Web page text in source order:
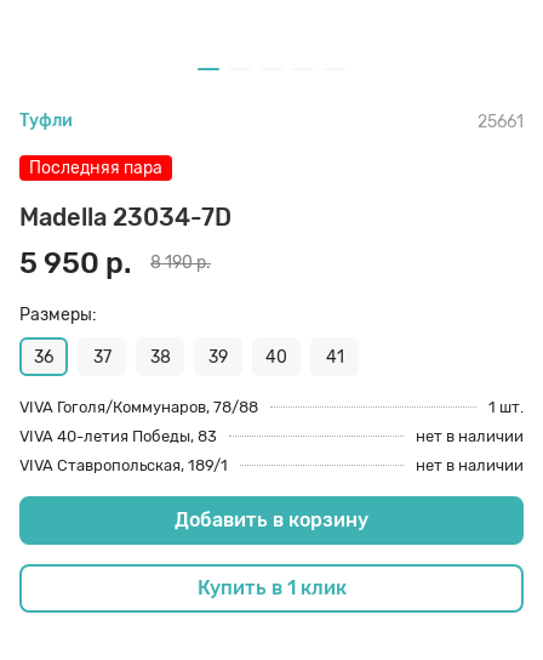
Туфли 25661
Последняя пара
Madella 23034-7D
5 950 р. 8 190 р.
Размеры:
36 37 38 39 40 41
VIVA Гоголя/Коммунаров, 78/88
1 шт.
VIVA 40-летия Победы, 83
нет в наличии
VIVA Ставропольская, 189/1
нет в наличии
Добавить в корзину
Купить в 1 клик
8 den
Полустельки
Пропитка
Растяжитель и Очиститель
Рожки
Салфетки